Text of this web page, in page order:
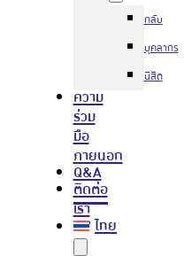
กลับ
บุคลากร
นิสิต
ความ
ร่วม
มือ
ภายนอก
Q&A
ติดต่อ
เรา
ไทย